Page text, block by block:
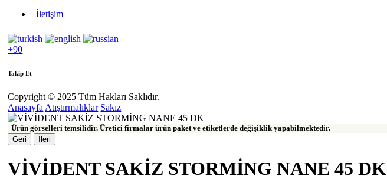
İletişim
+90
Takip Et
Copyright © 2025 Tüm Hakları Saklıdır.
Anasayfa Atıştırmalıklar Sakız
Ürün görselleri temsilidir. Üretici firmalar ürün paket ve etiketlerde değişiklik yapabilmektedir.
Geri
İleri
VİVİDENT SAKİZ STORMİNG NANE 45 DK